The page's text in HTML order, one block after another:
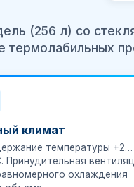
(256 л) со
климат
температуры +2…
. Принудительная
охлаждения